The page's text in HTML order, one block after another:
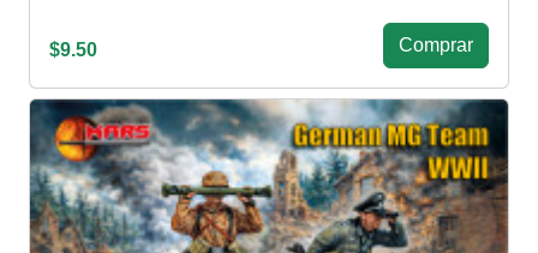
$9.50 Сomprar